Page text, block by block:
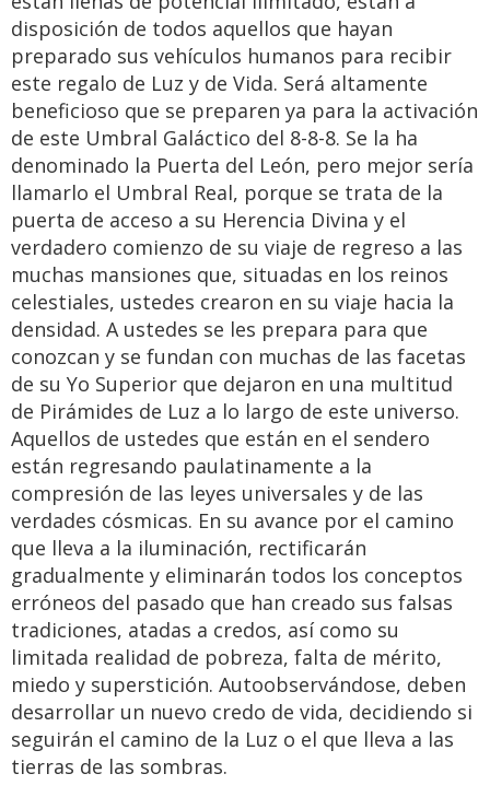
disposición de todos aquellos que hayan
preparado sus vehículos humanos para recibir
este regalo de Luz y de Vida. Será altamente
beneficioso que se preparen ya para la activación
de este Umbral Galáctico del 8-8-8. Se la ha
denominado la Puerta del León, pero mejor sería
llamarlo el Umbral Real, porque se trata de la
puerta de acceso a su Herencia Divina y el
verdadero comienzo de su viaje de regreso a las
muchas mansiones que, situadas en los reinos
celestiales, ustedes crearon en su viaje hacia la
densidad. A ustedes se les prepara para que
conozcan y se fundan con muchas de las facetas
de su Yo Superior que dejaron en una multitud
de Pirámides de Luz a lo largo de este universo.
Aquellos de ustedes que están en el sendero
están regresando paulatinamente a la
compresión de las leyes universales y de las
verdades cósmicas. En su avance por el camino
que lleva a la iluminación, rectificarán
gradualmente y eliminarán todos los conceptos
erróneos del pasado que han creado sus falsas
tradiciones, atadas a credos, así como su
limitada realidad de pobreza, falta de mérito,
miedo y superstición. Autoobservándose, deben
desarrollar un nuevo credo de vida, decidiendo si
seguirán el camino de la Luz o el que lleva a las
tierras de las sombras.